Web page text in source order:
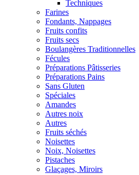
Techniques
Farines
Fondants, Nappages
Fruits confits
Fruits secs
Boulangères Traditionnelles
Fécules
Préparations Pâtisseries
Préparations Pains
Sans Gluten
Spéciales
Amandes
Autres noix
Autres
Fruits séchés
Noisettes
Noix, Noisettes
Pistaches
Glaçages, Miroirs